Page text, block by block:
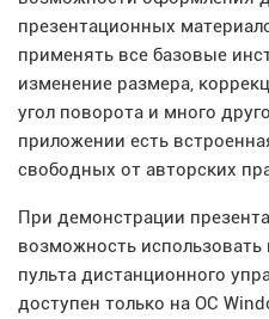
презентационных
применять все базовые
изменение размера,
угол поворота и много
приложении есть
свободных от авторских
При демонстрации
возможность
пульта дистанционного
доступен только на ОС